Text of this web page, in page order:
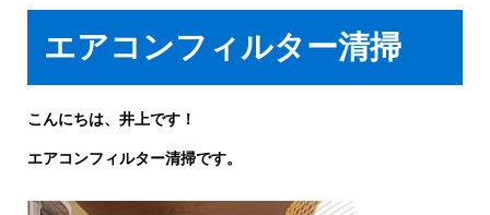
エアコンフィルター清掃
こんにちは、井上です！
エアコンフィルター清掃です。